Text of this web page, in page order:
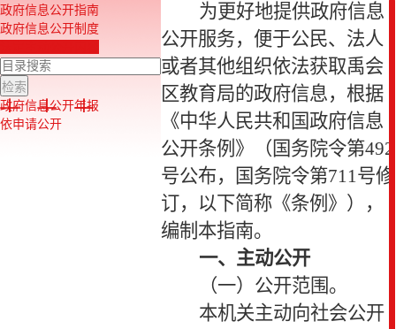
政府信息公开指南
政府信息公开制度
政府信息公开年报
依申请公开
为更好地提供政府信息
公开服务，便于公民、法人
或者其他组织依法获取禹会
区教育局的政府信息，根据
《中华人民共和国政府信息
公开条例》（国务院令第492
号公布，国务院令第711号修
订，以下简称《条例》），
编制本指南。
一、主动公开
（一）公开范围。
本机关主动向社会公开